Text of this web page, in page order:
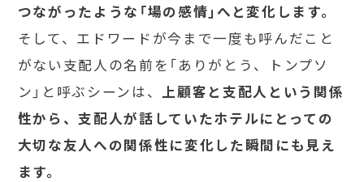
つながったような「場の感情」へと変化します。
そして、エドワードが今まで一度も呼んだこと
がない支配人の名前を「ありがとう、トンプソ
ン」と呼ぶシーンは、 上顧客と支配人という関係
性から、支配人が話していたホテルにとっての
大切な友人への関係性に変化した瞬間にも見え
ます。